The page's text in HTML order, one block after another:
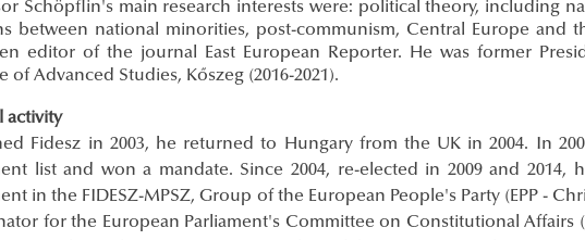
Schöpflin's main research interests were: political theory, including
between national minorities, post-communism, Central Europe and
editor of the journal East European Reporter. He was former
of Advanced Studies, Kőszeg (2016-2021).
activity
Fidesz in 2003, he returned to Hungary from the UK in 2004. In
list and won a mandate. Since 2004, re-elected in 2009 and 2014,
in the FIDESZ-MPSZ, Group of the European People's Party (EPP -
for the European Parliament's Committee on Constitutional Affairs